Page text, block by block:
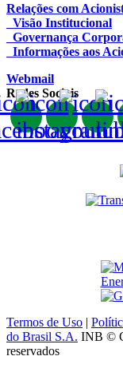
Relações com
Visão Institucional
Governança
Informações aos
Webmail
Redes Sociais
Termos de Uso |
do Brasil S.A. INB ©
reservados